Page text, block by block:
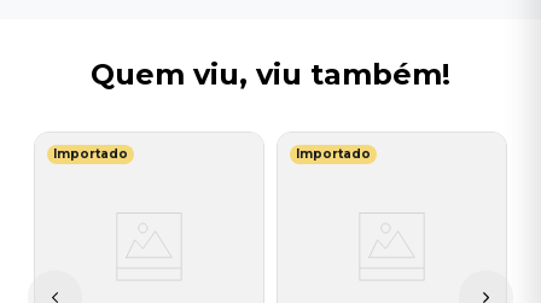
Quem viu, viu também!
Importado Importado